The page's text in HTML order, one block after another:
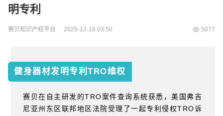
明专利
赛贝知识产权平台 2025-12-18 03:50 5077
健身器材发明专利 TRO维权
赛贝在自主研发的TRO案件查询系统获悉，美国弗吉
尼亚州东区联邦地区法院受理了一起专利侵权TRO诉